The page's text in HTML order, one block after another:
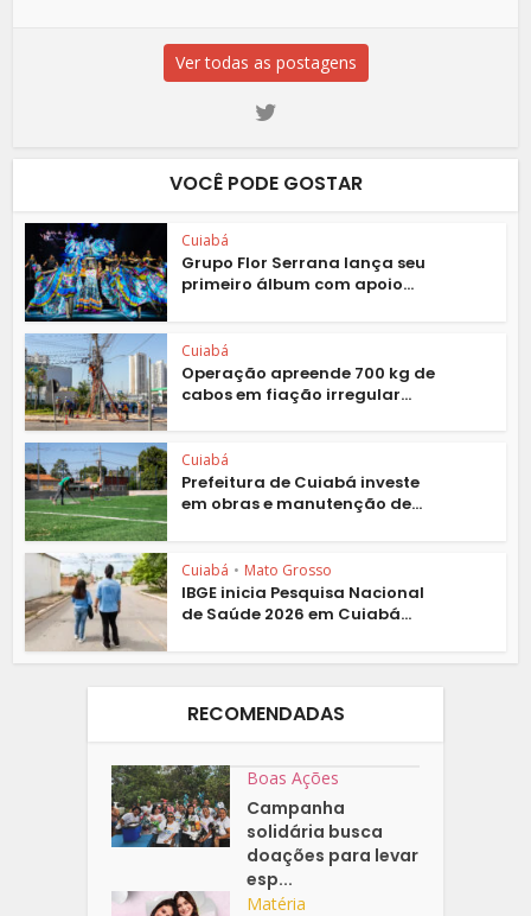
Ver todas as postagens
VOCÊ PODE GOSTAR
Cuiabá
Grupo Flor Serrana lança seu
primeiro álbum com apoio...
Cuiabá
Operação apreende 700 kg de
cabos em fiação irregular...
Cuiabá
Prefeitura de Cuiabá investe
em obras e manutenção de...
Cuiabá • Mato Grosso
IBGE inicia Pesquisa Nacional
de Saúde 2026 em Cuiabá...
RECOMENDADAS
Boas Ações
Campanha
solidária busca
doações para levar
esp...
Matéria